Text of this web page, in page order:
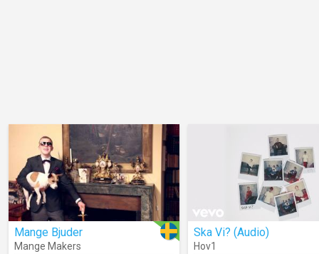
Mange Bjuder
Mange Makers
Ska Vi? (Audio)
Hov1